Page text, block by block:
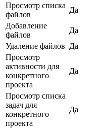
Просмотр списка
файлов
Да
Добавление
файлов
Да
Удаление файлов Да
Просмотр
активности для
конкретного
проекта
Да
Просмотр списка
задач для
конкретного
проекта
Да